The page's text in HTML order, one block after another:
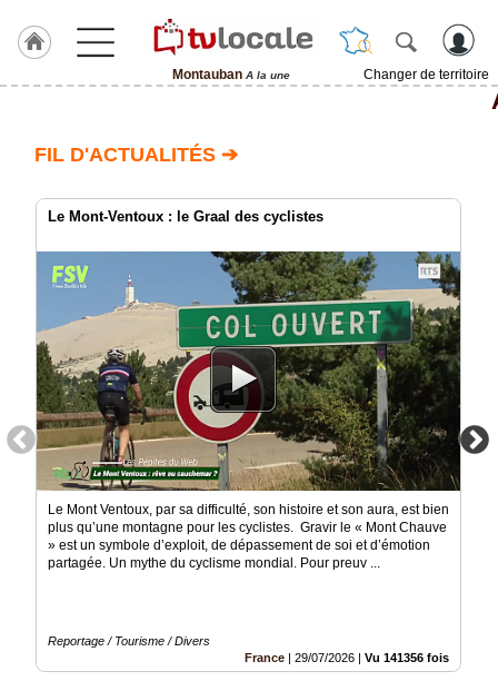
Montauban A la une
Changer de territoire
Montauban
TvLocale
RUBRIQUES
Agenda
Gazette
Médias
groupe
Inscription
FIL D'ACTUALITÉS ➔
Le Mont-Ventoux : le Graal des cyclistes
Le Mont Ventoux, par sa difficulté, son histoire et son aura, est bien
plus qu’une montagne pour les cyclistes. Gravir le « Mont Chauve
» est un symbole d’exploit, de dépassement de soi et d’émotion
partagée. Un mythe du cyclisme mondial. Pour preuv ...
Reportage / Tourisme / Divers
France
29/07/2026 Vu 141356 fois